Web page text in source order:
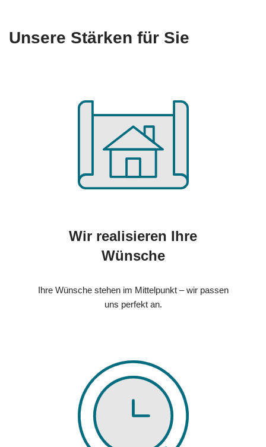
Unsere Stärken für Sie
Wir realisieren Ihre
Wünsche
Ihre Wünsche stehen im Mittelpunkt – wir passen
uns perfekt an.